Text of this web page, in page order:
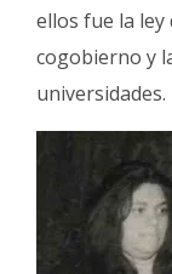
ellos fue la
cogobierno y
universidades.